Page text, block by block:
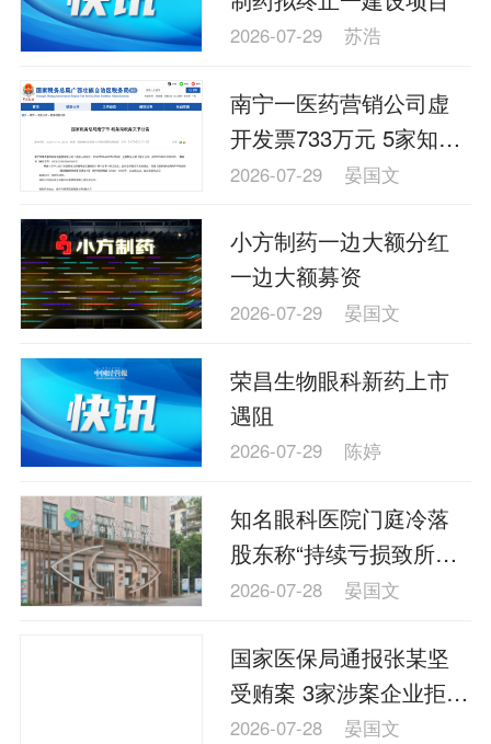
2026-07-29 苏浩
南宁一医药营销公司虚
开发票733万元 5家知名
药企涉案
2026-07-29 晏国文
小方制药一边大额分红
一边大额募资
2026-07-29 晏国文
荣昌生物眼科新药上市
遇阻
2026-07-29 陈婷
知名眼科医院门庭冷落
股东称“持续亏损致所有
者权益为负”
2026-07-28 晏国文
国家医保局通报张某坚
受贿案 3家涉案企业拒不
纠正
2026-07-28 晏国文